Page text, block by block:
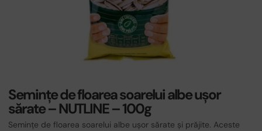
Semințe de floarea soarelui albe ușor
sărate – NUTLINE – 100g
Semințe de floarea soarelui albe ușor sărate și prăjite. Aceste